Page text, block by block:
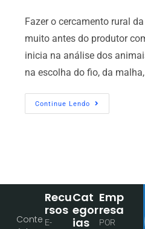
Fazer o cercamento rural
muito antes do produtor
inicia na análise dos
na escolha do fio, da
Continue Lendo
Conte
Cat
Egor
Ias
Emp
Resa
POR
Recu
Rsos
E-